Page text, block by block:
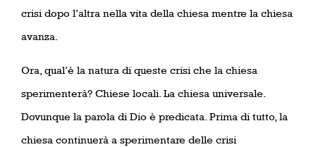
crisi dopo l’altra nella vita della chiesa mentre la chiesa
avanza.
Ora, qual’è la natura di queste crisi che la chiesa
sperimenterà? Chiese locali. La chiesa universale.
Dovunque la parola di Dio è predicata. Prima di tutto, la
chiesa continuerà a sperimentare delle crisi